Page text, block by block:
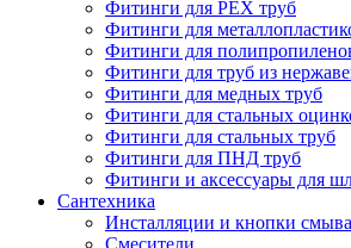
Фитинги для PEX труб
Фитинги для
Фитинги для
Фитинги для труб из
Фитинги для медных труб
Фитинги для стальных
Фитинги для стальных труб
Фитинги для ПНД труб
Фитинги и аксессуары для
Сантехника
Инсталляции и кнопки смыва
Смесители